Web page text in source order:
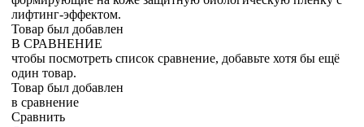
лифтинг-эффектом.
Товар был добавлен
В СРАВНЕНИЕ
чтобы посмотреть список сравнение, добавьте хотя бы ещё
один товар.
Товар был добавлен
в сравнение
Сравнить